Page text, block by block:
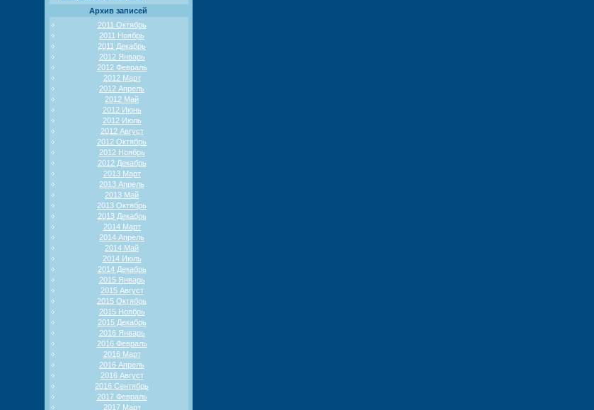
Архив записей
2011 Октябрь
2011 Ноябрь
2011 Декабрь
2012 Январь
2012 Февраль
2012 Март
2012 Апрель
2012 Май
2012 Июнь
2012 Июль
2012 Август
2012 Октябрь
2012 Ноябрь
2012 Декабрь
2013 Март
2013 Апрель
2013 Май
2013 Октябрь
2013 Декабрь
2014 Март
2014 Апрель
2014 Май
2014 Июль
2014 Декабрь
2015 Январь
2015 Август
2015 Октябрь
2015 Ноябрь
2015 Декабрь
2016 Январь
2016 Февраль
2016 Март
2016 Апрель
2016 Август
2016 Сентябрь
2017 Февраль
2017 Март